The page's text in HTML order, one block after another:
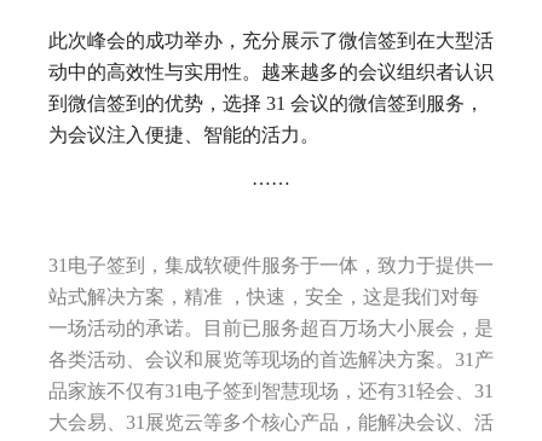
此次峰会的成功举办，充分展示了微信签到在大型活
动中的高效性与实用性。越来越多的会议组织者认识
到微信签到的优势，选择 31 会议的微信签到服务，
为会议注入便捷、智能的活力。
……
31电子签到，集成软硬件服务于一体，致力于提供一
站式解决方案，精准 ，快速，安全，这是我们对每
一场活动的承诺。目前已服务超百万场大小展会，是
各类活动、会议和展览等现场的首选解决方案。31产
品家族不仅有31电子签到智慧现场，还有31轻会、31
大会易、31展览云等多个核心产品，能解决会议、活